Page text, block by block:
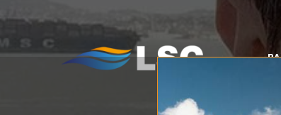
PAR MUMS